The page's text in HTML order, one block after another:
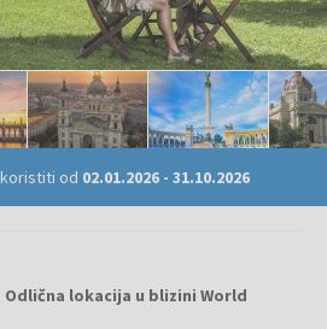
od 02.01.2026- 31.10.2026
lokacija u blizini World